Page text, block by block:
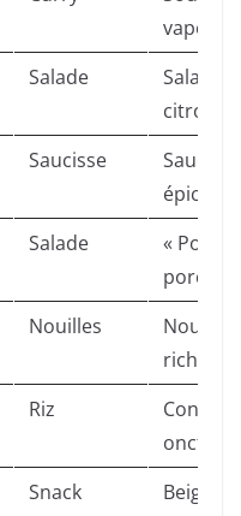
vapeur
Salade
Salade
Saucisse
épices.
Salade
« Porc
porc
Nouilles
riche et
Riz
Congee
Snack